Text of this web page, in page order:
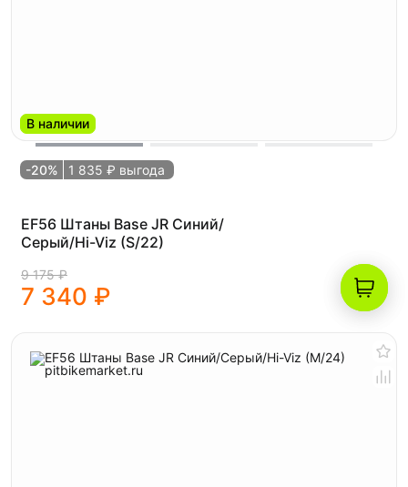
В наличии
-20% 1 835 ₽ выгода
EF56 Штаны Base JR Синий/
Серый/Hi-Viz (S/22)
9 175 ₽
7 340 ₽